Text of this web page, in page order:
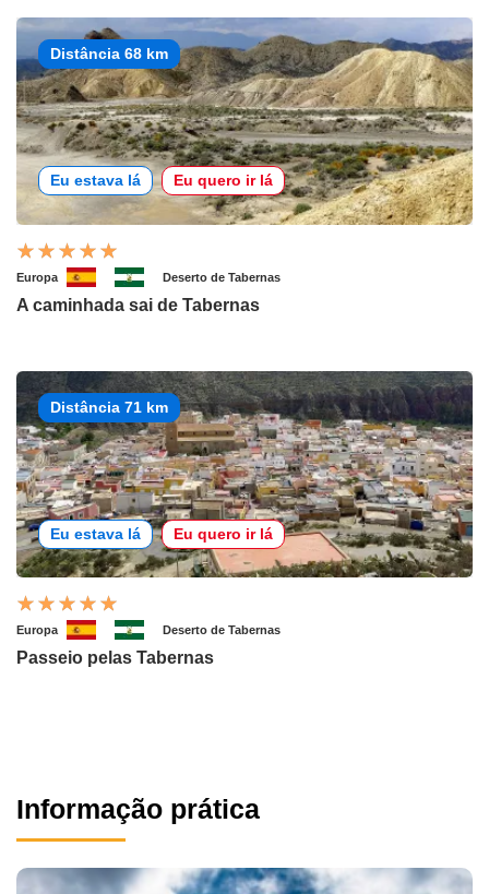
Distância 68 km
Eu estava lá Eu quero ir lá
Europa Deserto de Tabernas
A caminhada sai de Tabernas
Distância 71 km
Eu estava lá Eu quero ir lá
Europa Deserto de Tabernas
Passeio pelas Tabernas
Informação prática